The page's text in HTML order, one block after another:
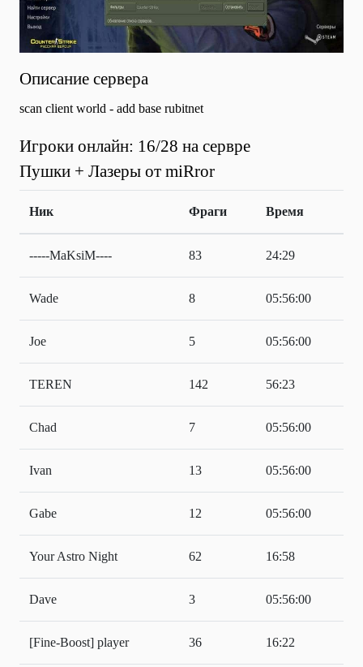
Описание сервера
scan client world - add base rubitnet
Игроки онлайн: 16/28 на сервре
Пушки + Лазеры от miRror
Ник Фраги Время
-----MaKsiM---- 83 24:29
Wade 8 05:56:00
Joe 5 05:56:00
TEREN 142 56:23
Chad 7 05:56:00
Ivan 13 05:56:00
Gabe 12 05:56:00
Your Astro Night 62 16:58
Dave 3 05:56:00
[Fine-Boost] player 36 16:22